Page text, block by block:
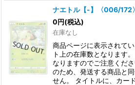
ナエトル【-】〈006/172〉
0円(税込)
在庫なし
商品ページに表示されて
ト上の在庫数となります
なりますのでご注意くだ
のため、発送する商品と
せん。 タイトルに、カー